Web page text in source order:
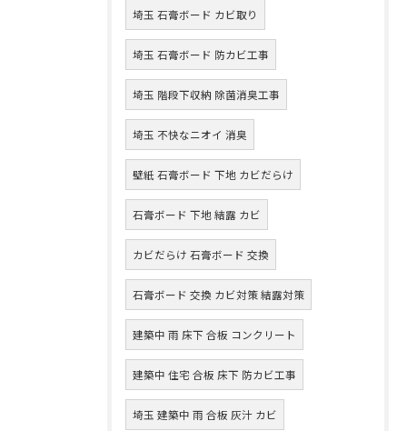
埼玉 石膏ボード カビ取り
埼玉 石膏ボード 防カビ工事
埼玉 階段下収納 除菌消臭工事
埼玉 不快なニオイ 消臭
壁紙 石膏ボード 下地 カビだらけ
石膏ボード 下地 結露 カビ
カビだらけ 石膏ボード 交換
石膏ボード 交換 カビ対策 結露対策
建築中 雨 床下 合板 コンクリート
建築中 住宅 合板 床下 防カビ工事
埼玉 建築中 雨 合板 灰汁 カビ